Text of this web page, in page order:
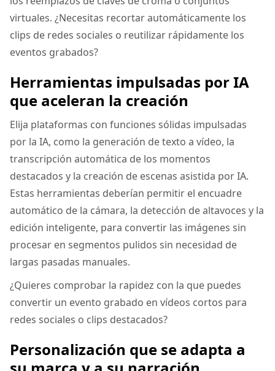
virtuales. ¿Necesitas recortar automáticamente los
clips de redes sociales o reutilizar rápidamente los
eventos grabados?
Herramientas impulsadas por IA
que aceleran la creación
Elija plataformas con funciones sólidas impulsadas
por la IA, como la generación de texto a vídeo, la
transcripción automática de los momentos
destacados y la creación de escenas asistida por IA.
Estas herramientas deberían permitir el encuadre
automático de la cámara, la detección de altavoces y la
edición inteligente, para convertir las imágenes sin
procesar en segmentos pulidos sin necesidad de
largas pasadas manuales.
¿Quieres comprobar la rapidez con la que puedes
convertir un evento grabado en vídeos cortos para
redes sociales o clips destacados?
Personalización que se adapta a